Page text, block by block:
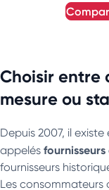
Choisir entre
mesure ou
Depuis 2007, il
appelés
fournisseurs
Les consommateurs